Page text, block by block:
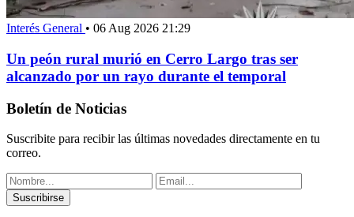
Interés General • 06 Aug 2026 21:29
Un peón rural murió en Cerro Largo tras ser
alcanzado por un rayo durante el temporal
Boletín de Noticias
Suscribite para recibir las últimas novedades directamente en tu
correo.
Suscribirse